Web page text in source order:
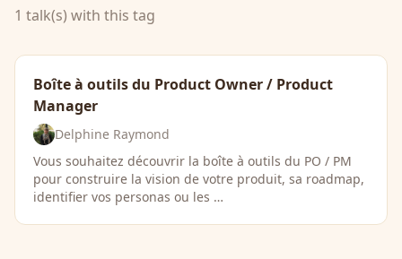
1 talk(s) with this tag
Boîte à outils du Product Owner / Product
Manager
Delphine Raymond
Vous souhaitez découvrir la boîte à outils du PO / PM
pour construire la vision de votre produit, sa roadmap,
identifier vos personas ou les …